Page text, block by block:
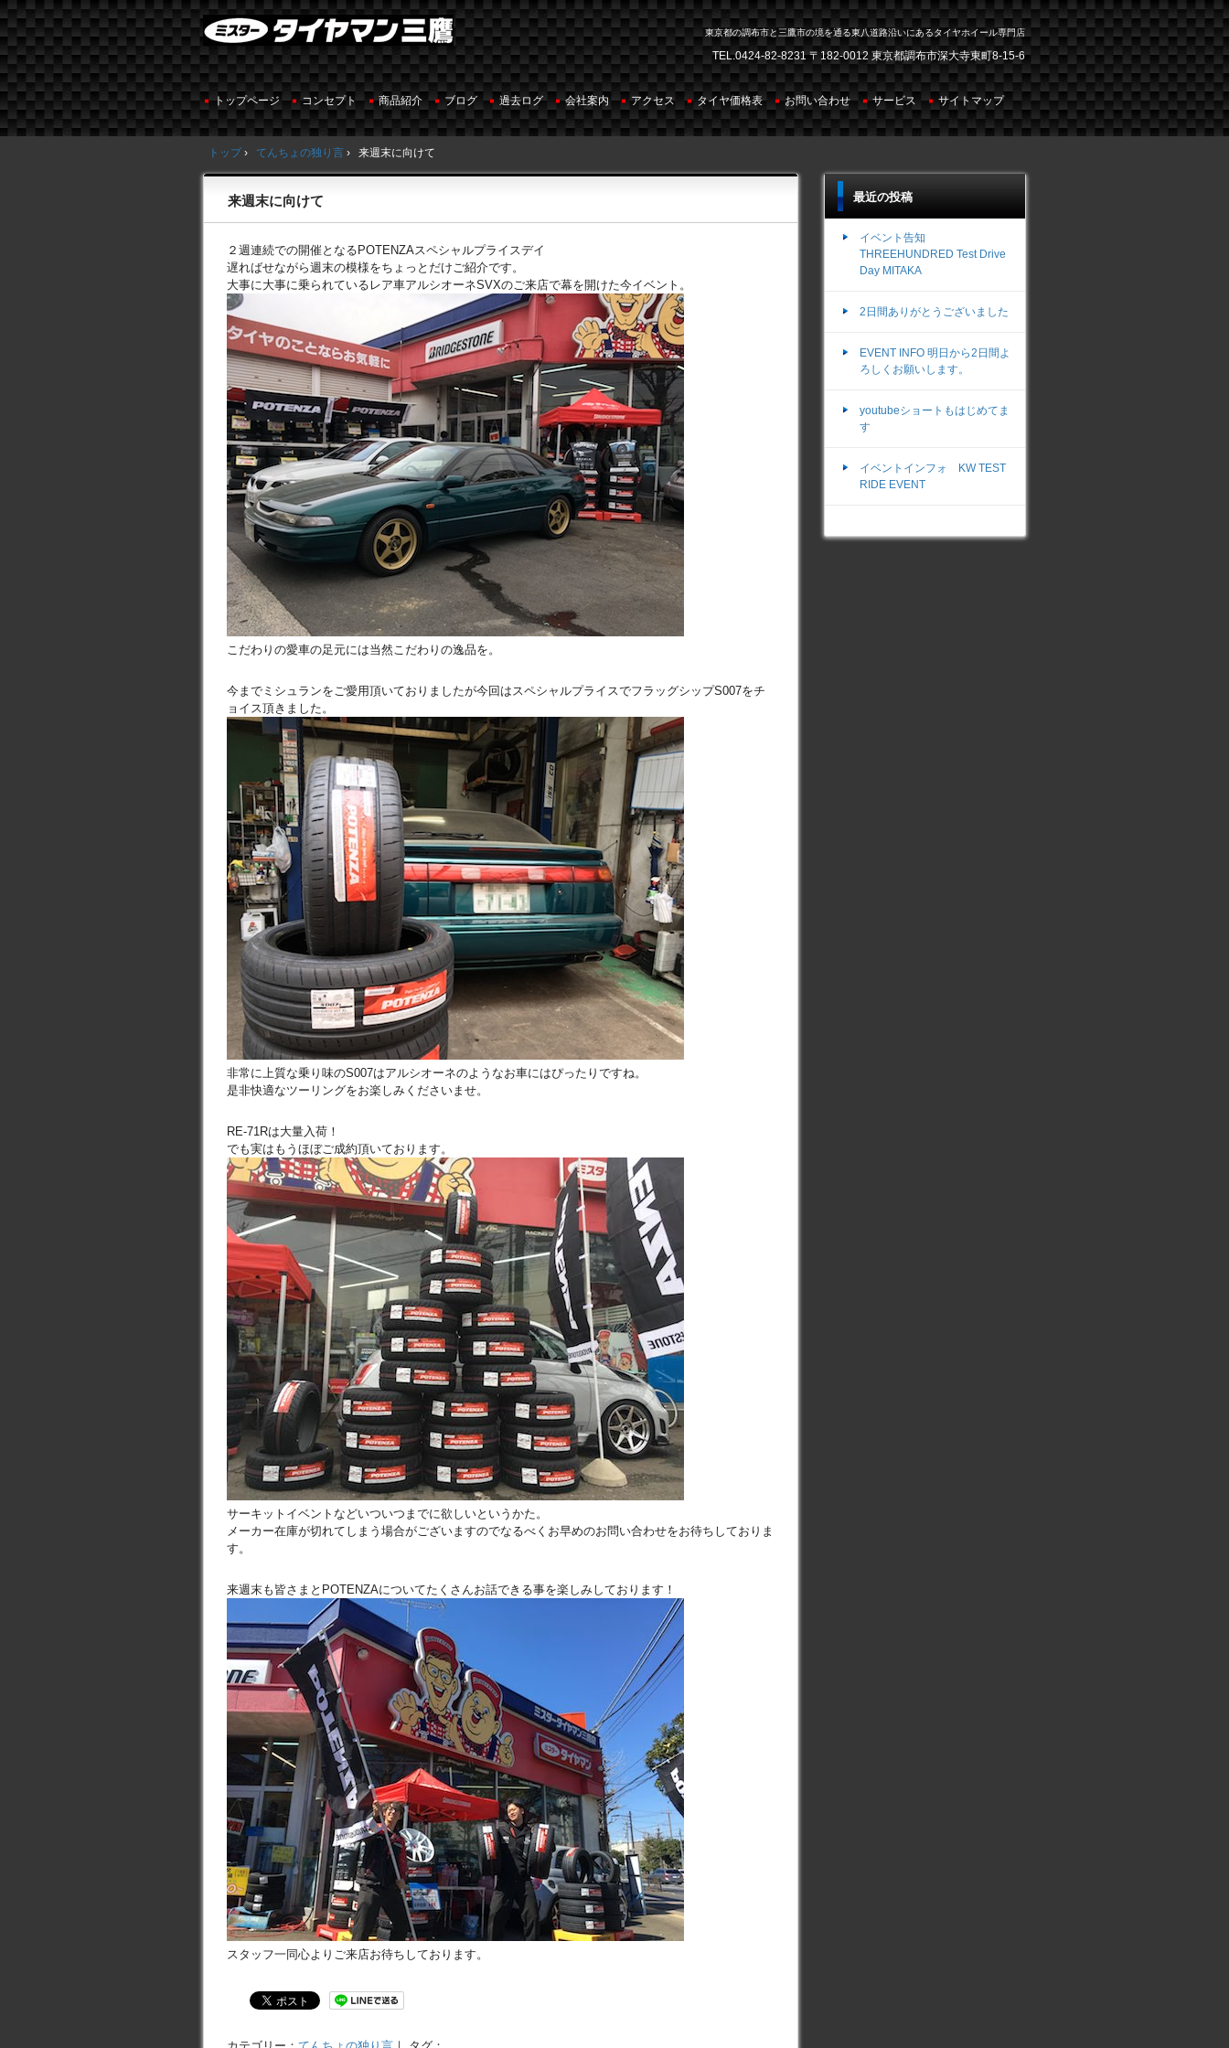
東京都の調布市と三鷹市の境を通る東八道路沿いにあるタイヤホイール専門店
TEL.0424-82-8231 〒182-0012 東京都調布市深大寺東町8-15-6
トップページ コンセプト 商品紹介 ブログ 過去ログ 会社案内 アクセス タイヤ価格表 お問い合わせ サービス サイトマップ
トップ › てんちょの独り言 › 来週末に向けて
来週末に向けて
２週連続での開催となるPOTENZAスペシャルプライスデイ
遅ればせながら週末の模様をちょっとだけご紹介です。
大事に大事に乗られているレア車アルシオーネSVXのご来店で幕を開けた今イベント。
こだわりの愛車の足元には当然こだわりの逸品を。
今までミシュランをご愛用頂いておりましたが今回はスペシャルプライスでフラッグシップS007をチ
ョイス頂きました。
非常に上質な乗り味のS007はアルシオーネのようなお車にはぴったりですね。
是非快適なツーリングをお楽しみくださいませ。
RE-71Rは大量入荷！
でも実はもうほぼご成約頂いております。
サーキットイベントなどいついつまでに欲しいというかた。
メーカー在庫が切れてしまう場合がございますのでなるべくお早めのお問い合わせをお待ちしておりま
す。
来週末も皆さまとPOTENZAについてたくさんお話できる事を楽しみしております！
スタッフ一同心よりご来店お待ちしております。
カテゴリー： てんちょの独り言 ｜ タグ：
最近の投稿
イベント告知
THREEHUNDRED Test Drive
Day MITAKA
2日間ありがとうございました
EVENT INFO 明日から2日間よ
ろしくお願いします。
youtubeショートもはじめてま
す
イベントインフォ KW TEST
RIDE EVENT